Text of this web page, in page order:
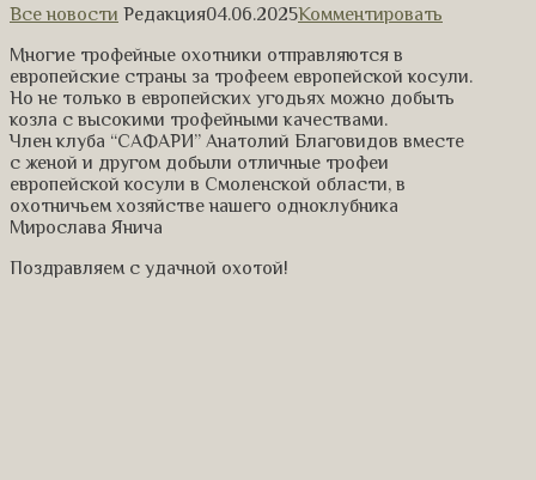
Все новости Редакция04.06.2025Комментировать
Многие трофейные охотники отправляются в
европейские страны за трофеем европейской косули.
Но не только в европейских угодьях можно добыть
козла с высокими трофейными качествами.
Член клуба “САФАРИ” Анатолий Благовидов вместе
с женой и другом добыли отличные трофеи
европейской косули в Смоленской области, в
охотничьем хозяйстве нашего одноклубника
Мирослава Янича
Поздравляем с удачной охотой!